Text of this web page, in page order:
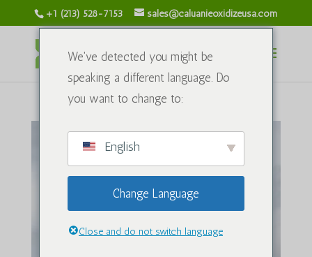
+1 (213) 528-7153 sales@caluanieoxidizeusa.com
We've detected you might be
speaking a different language. Do
you want to change to:
English
Change Language
Close and do not switch language